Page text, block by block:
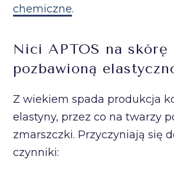
chemiczne.
Nici APTOS na skórę
pozbawioną
Z wiekiem spada produkcja
elastyny, przez co na twarzy
zmarszczki. Przyczyniają się
czynniki: